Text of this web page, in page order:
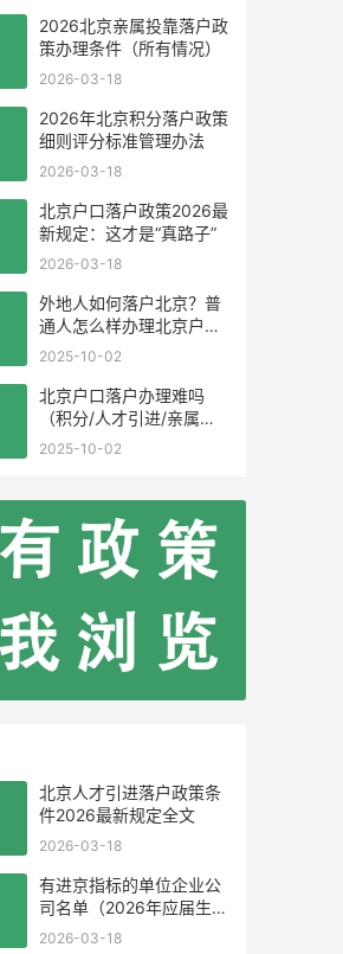
2026北京亲属投靠落户政
策办理条件（所有情况）
2026-03-18
2026年北京积分落户政策
细则评分标准管理办法
2026-03-18
北京户口落户政策2026最
新规定：这才是“真路子”
2026-03-18
外地人如何落户北京？普
通人怎么样办理北京户
口？
2025-10-02
北京户口落户办理难吗
（积分/人才引进/亲属投
靠）
2025-10-02
北京人才引进落户政策条
件2026最新规定全文
2026-03-18
有进京指标的单位企业公
司名单（2026年应届生留
学生）
2026-03-18